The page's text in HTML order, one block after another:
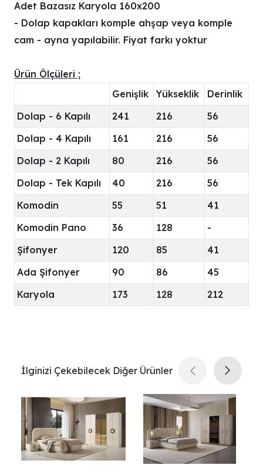
Adet Bazasız Karyola 160x200
- Dolap kapakları komple ahşap veya komple
cam - ayna yapılabilir. Fiyat farkı yoktur
Ürün Ölçüleri ;
Genişlik
Yükseklik
Derinlik
Dolap - 6 Kapılı
241 216
56
Dolap - 4 Kapılı
161 216
56
Dolap - 2 Kapılı
80 216
56
Dolap - Tek Kapılı
40 216
56
Komodin
55 51
41
Komodin Pano
36 128
-
Şifonyer
120 85
41
Ada Şifonyer
90 86
45
Karyola
173 128 212
İlginizi Çekebilecek Diğer Ürünler